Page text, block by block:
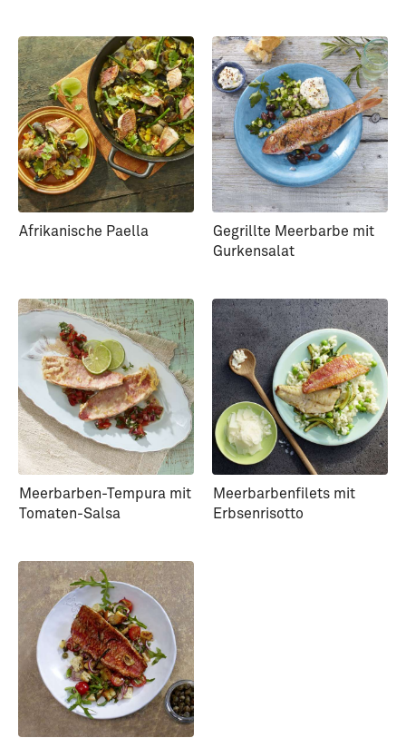
Afrikanische Paella
Gegrillte Meerbarbe mit
Gurkensalat
Meerbarben-Tempura mit
Tomaten-Salsa
Meerbarbenfilets mit
Erbsenrisotto